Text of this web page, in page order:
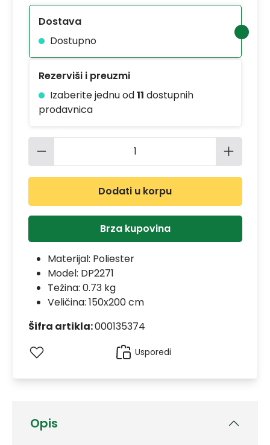
Opis
Dostava
Dostupno
Rezerviši i preuzmi
Izaberite jednu od11 dostupnih
prodavnica
Količina proizvoda: Unesite
Dodati u korpu
Brza kupovina
Materijal: Poliester
Model: DP2271
Težina: 0.73 kg
Veličina: 150x200 cm
Šifra artikla:000135374
Usporedi